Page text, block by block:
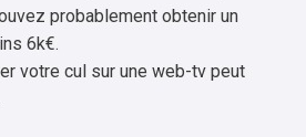
probablement obtenir un
6k€.
votre cul sur une web-tv peut